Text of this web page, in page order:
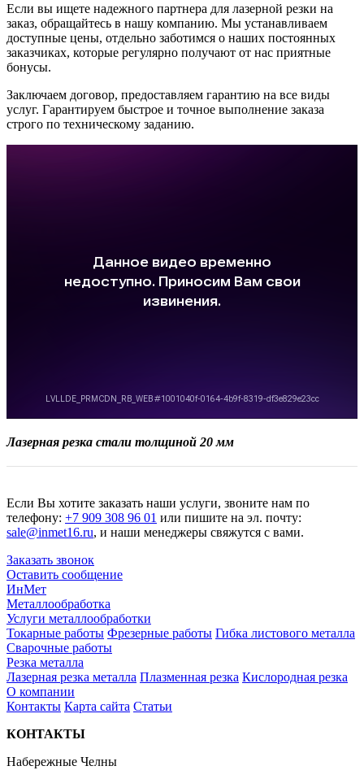
Если вы ищете надежного партнера для лазерной резки на
заказ, обращайтесь в нашу компанию. Мы устанавливаем
доступные цены, отдельно заботимся о наших постоянных
заказчиках, которые регулярно получают от нас приятные
бонусы.
Заключаем договор, предоставляем гарантию на все виды
услуг. Гарантируем быстрое и точное выполнение заказа
строго по техническому заданию.
Лазерная резка стали толщиной 20 мм
Если Вы хотите заказать наши услуги, звоните нам по
телефону: +7 909 308 96 01 или пишите на эл. почту:
sale@inmet16.ru, и наши менеджеры свяжутся с вами.
Заказать звонок
Оставить сообщение
ИнМет
Металлообработка
Услуги металлообработки
Токарные работы Фрезерные работы Гибка листового металла
Сварочные работы
Резка металла
Лазерная резка металла Плазменная резка Кислородная резка
О компании
Контакты Карта сайта Статьи
КОНТАКТЫ
Набережные Челны